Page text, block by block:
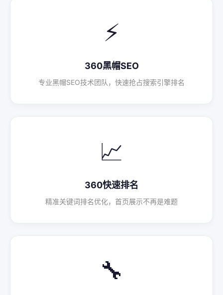
⚡
360黑帽SEO
专业黑帽SEO技术团队，快速抢占搜索引擎排名
📈
360快速排名
精准关键词排名优化，首页展示不再是难题
🔧